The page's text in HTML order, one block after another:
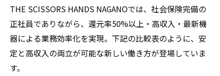
THE SCISSORS HANDS NAGANOでは、社会保険完備の
正社員でありながら、還元率50%以上・高収入・最新機
器による業務効率化を実現。下記の比較表のように、安
定と高収入の両立が可能な新しい働き方が登場していま
す。